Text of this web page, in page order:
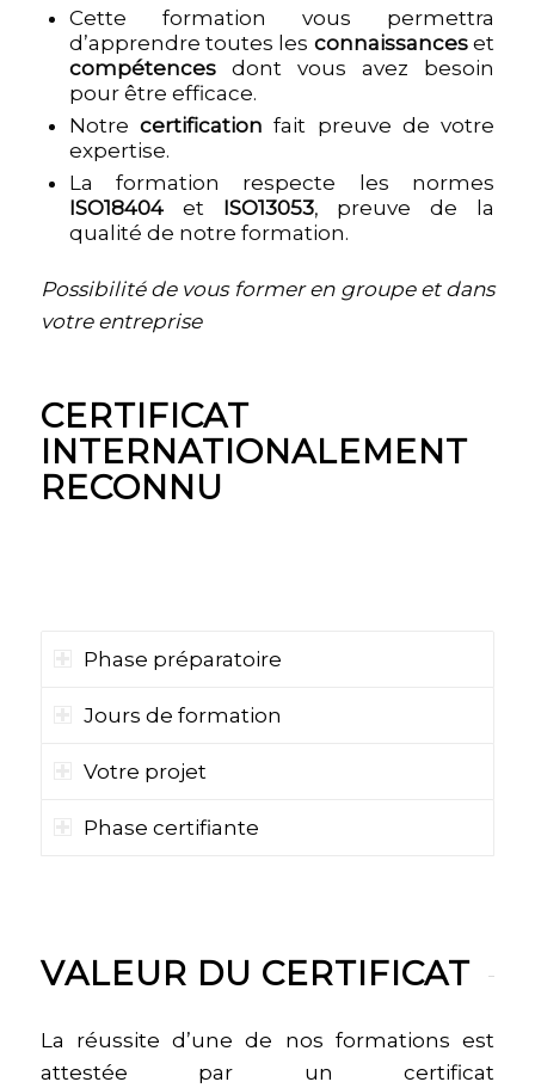
Cette formation vous permettra
d’apprendre toutes les connaissanceset
compétencesdont vous avez besoin
pour être efficace.
Notre certification fait preuve de votre
expertise.
La formation respecte les normes
ISO18404et ISO13053, preuve de la
qualité de notre formation.
Possibilité de vous former en groupe et dans
votre entreprise
CERTIFICAT
INTERNATIONALEMENT
RECONNU
Phase préparatoire
Jours de formation
Votre projet
Phase certifiante
VALEUR DU CERTIFICAT
La réussite d’une de nos formations est
attestée par un certificat